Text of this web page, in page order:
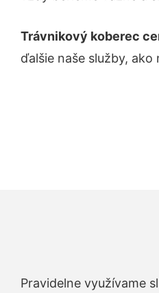
Trávnikový koberec
ďalšie naše služby, ako
Pravidelne využívame